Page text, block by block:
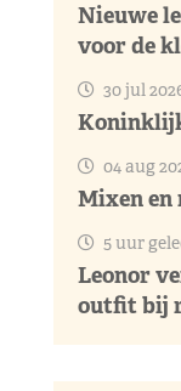
Nieuwe
voor de
30 jul
04 aug
Mixen en
5 uur
Leonor
outfit bij